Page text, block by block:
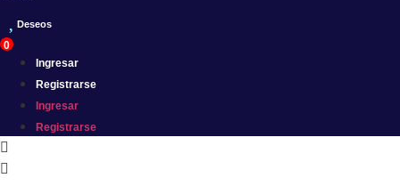
Deseos
0
Ingresar
Registrarse
Ingresar
Registrarse